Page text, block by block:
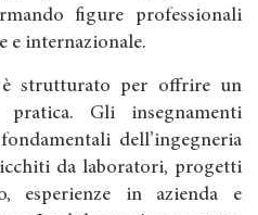
figure professionali
e internazionale.
strutturato per offrire un
Gli insegnamenti
dell’ingegneria
da laboratori, progetti
esperienze in azienda e